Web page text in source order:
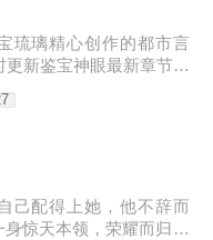
琉璃精心创作的都市言
新鉴宝神眼最新章节并
网赞同或者支持鉴宝神
己配得上她，他不辞而
惊天本领，荣耀而归，